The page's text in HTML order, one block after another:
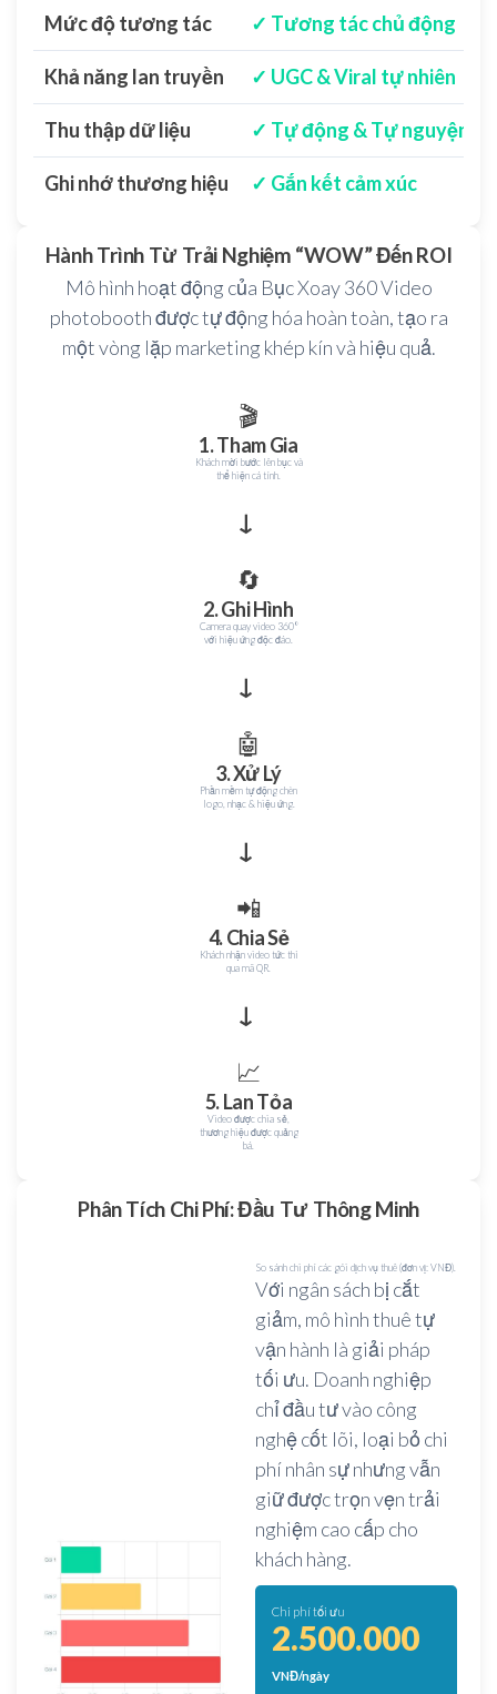
Mức độ tương tác ✓ Tương tác chủ động
Khả năng lan truyền ✓ UGC & Viral tự nhiên
Thu thập dữ liệu ✓ Tự động & Tự nguyện
Ghi nhớ thương hiệu ✓ Gắn kết cảm xúc
Hành Trình Từ Trải Nghiệm “WOW” Đến ROI
Mô hình hoạt động của Bục Xoay 360 Video
photobooth được tự động hóa hoàn toàn, tạo ra
một vòng lặp marketing khép kín và hiệu quả.
🎬
1. Tham Gia
Khách mời bước lên bục và
thể hiện cá tính.
→
🔄
2. Ghi Hình
Camera quay video 360°
với hiệu ứng độc đáo.
→
🤖
3. Xử Lý
Phần mềm tự động chèn
logo, nhạc & hiệu ứng.
→
📲
4. Chia Sẻ
Khách nhận video tức thì
qua mã QR.
→
📈
5. Lan Tỏa
Video được chia sẻ,
thương hiệu được quảng
bá.
Phân Tích Chi Phí: Đầu Tư Thông Minh
So sánh chi phí các gói dịch vụ thuê (đơn vị: VNĐ).
Với ngân sách bị cắt
giảm, mô hình thuê tự
vận hành là giải pháp
tối ưu. Doanh nghiệp
chỉ đầu tư vào công
nghệ cốt lõi, loại bỏ chi
phí nhân sự nhưng vẫn
giữ được trọn vẹn trải
nghiệm cao cấp cho
khách hàng.
Chi phí tối ưu
2.500.000
VNĐ/ngày